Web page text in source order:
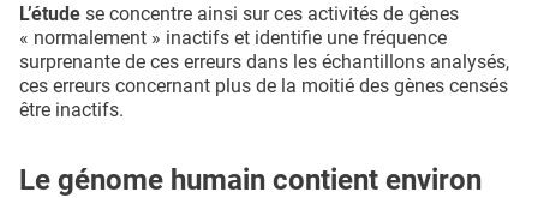
L’étude se concentre ainsi sur ces activités de gènes
« normalement » inactifs et identifie une fréquence
surprenante de ces erreurs dans les échantillons analysés,
ces erreurs concernant plus de la moitié des gènes censés
être inactifs.
Le génome humain contient environ